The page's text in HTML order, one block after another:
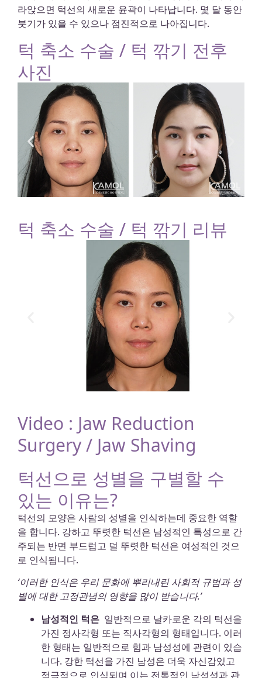
라앉으면 턱선의 새로운 윤곽이 나타납니다. 몇 달 동안
붓기가 있을 수 있으나 점진적으로 나아집니다.
턱 축소 수술 / 턱 깎기 전후
사진
턱 축소 수술 / 턱 깎기 리뷰
Video : Jaw Reduction
Surgery / Jaw Shaving
턱선으로 성별을 구별할 수
있는 이유는?
턱선의 모양은 사람의 성별을 인식하는데 중요한 역할
을 합니다. 강하고 뚜렷한 턱선은 남성적인 특성으로 간
주되는 반면 부드럽고 덜 뚜렷한 턱선은 여성적인 것으
로 인식됩니다.
‘이러한 인식은 우리 문화에 뿌리내린 사회적 규범과 성
별에 대한 고정관념의 영향을 많이 받습니다.’
남성적인 턱은 일반적으로 날카로운 각의 턱선을
가진 정사각형 또는 직사각형의 형태입니다. 이러
한 형태는 일반적으로 힘과 남성성에 관련이 있습
니다. 강한 턱선을 가진 남성은 더욱 자신감있고
적극적으로 인식되며 이는 전통적인 남성성과 관